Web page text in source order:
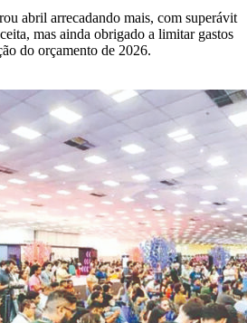
abril arrecadando mais, com superávit
mas ainda obrigado a limitar gastos
do orçamento de 2026.